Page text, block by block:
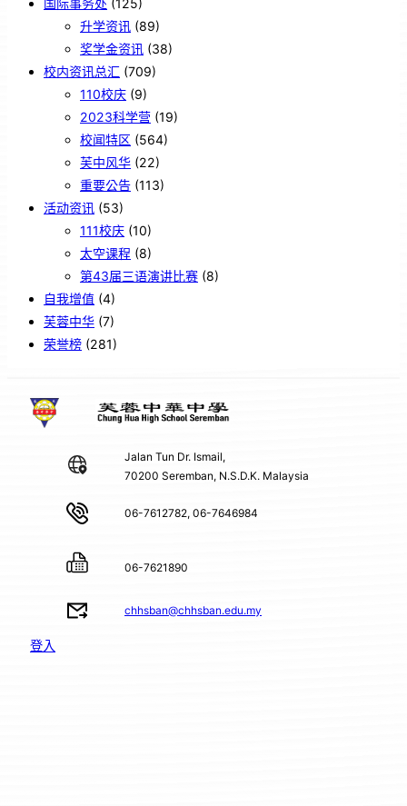
国际事务处 (125)
升学资讯 (89)
奖学金资讯 (38)
校内资讯总汇 (709)
110校庆 (9)
2023科学营 (19)
校闻特区 (564)
芙中风华 (22)
重要公告 (113)
活动资讯 (53)
111校庆 (10)
太空课程 (8)
第43届三语演讲比赛 (8)
自我增值 (4)
芙蓉中华 (7)
荣誉榜 (281)
Jalan Tun Dr. Ismail,
70200 Seremban, N.S.D.K. Malaysia
06-7612782, 06-7646984
06-7621890
chhsban@chhsban.edu.my
登入